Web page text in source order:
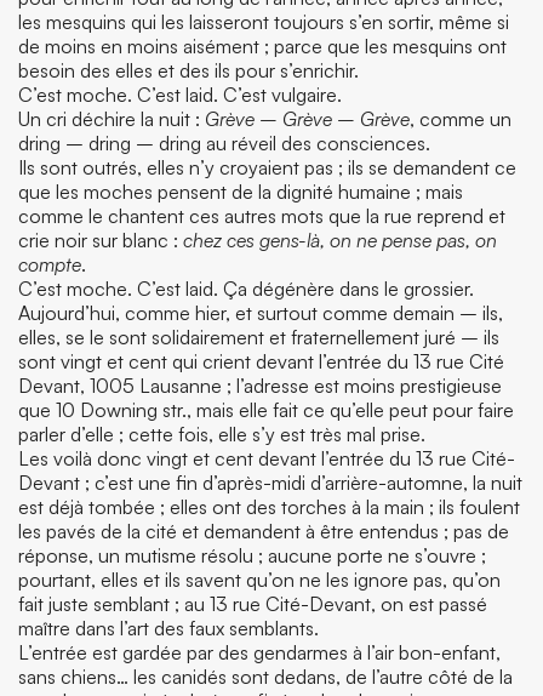
les mesquins qui les laisseront toujours s’en sortir, même si
de moins en moins aisément ; parce que les mesquins ont
besoin des elles et des ils pour s’enrichir.
C’est moche. C’est laid. C’est vulgaire.
Un cri déchire la nuit : Grève – Grève – Grève, comme un
dring – dring – dring au réveil des consciences.
Ils sont outrés, elles n’y croyaient pas ; ils se demandent ce
que les moches pensent de la dignité humaine ; mais
comme le chantent ces autres mots que la rue reprend et
crie noir sur blanc : chez ces gens-là, on ne pense pas, on
compte.
C’est moche. C’est laid. Ça dégénère dans le grossier.
Aujourd’hui, comme hier, et surtout comme demain – ils,
elles, se le sont solidairement et fraternellement juré – ils
sont vingt et cent qui crient devant l’entrée du 13 rue Cité
Devant, 1005 Lausanne ; l’adresse est moins prestigieuse
que 10 Downing str., mais elle fait ce qu’elle peut pour faire
parler d’elle ; cette fois, elle s’y est très mal prise.
Les voilà donc vingt et cent devant l’entrée du 13 rue Cité-
Devant ; c’est une fin d’après-midi d’arrière-automne, la nuit
est déjà tombée ; elles ont des torches à la main ; ils foulent
les pavés de la cité et demandent à être entendus ; pas de
réponse, un mutisme résolu ; aucune porte ne s’ouvre ;
pourtant, elles et ils savent qu’on ne les ignore pas, qu’on
fait juste semblant ; au 13 rue Cité-Devant, on est passé
maître dans l’art des faux semblants.
L’entrée est gardée par des gendarmes à l’air bon-enfant,
sans chiens… les canidés sont dedans, de l’autre côté de la